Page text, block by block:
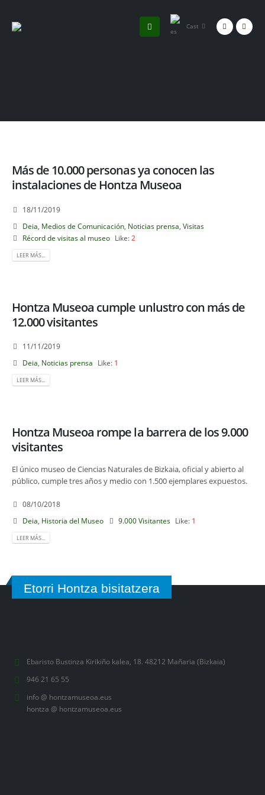
Cast
Más de 10.000 personas ya conocen las
instalaciones de Hontza Museoa
18/11/2019
Deia Medios de Comunicación, Noticias prensa Visitas
Récord de visitas al museo Like:2
LEER MÁS...
Hontza Museoa cumple unlustro con más de
12.000 visitantes
11/11/2019
Deia Noticias prensa Like: 1
LEER MÁS...
Hontza Museoa rompe la barrera de los 9.000
visitantes
El único museo de Ciencias Naturales de Bizkaia, oficial y abierto al
público, cumple tres años y medio con 1.500 ejemplares expuestos.
08/10/2018
Deia Historia del Museo 9.000 Visitantes Like: 1
LEER MÁS...
Etorri Hontza bisitatzera
Ebaristo Bustinza Kirikiño kalea, 18. 48212 Mañaria (Bizkaia)
946 21 65 55
info @ hontzamuseoa.eus
hontza @ hontzamuseoa.eus